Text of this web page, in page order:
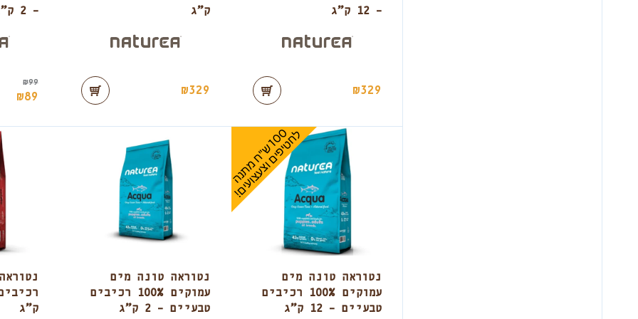
– 12 ק”ג
₪329
ק”ג
₪329
– 2 ק”ג
₪99
₪89
נטוראה טונה מים
עמוקים 100% רכיבים
טבעיים – 12 ק”ג
1
0
0
ש
"
ח
מ
ת
נ
ה
ל
ח
ט
י
פ
י
ם
ו
צ
ע
צ
ו
ע
י
ם
!
נטוראה טונה מים
עמוקים 100% רכיבים
טבעיים – 2 ק”ג
ק”ג